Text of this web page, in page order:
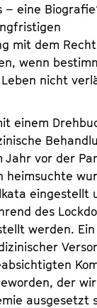
eine
mit dem
wenn
nicht
einem
Jahr vor der
heimsuchte
eingestellt
des
werden.
der
ausgesetzt